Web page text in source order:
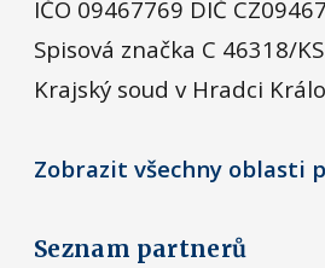
IČO 09467769 DIČ
Spisová značka C 46318/
Krajský soud v Hradci
Zobrazit všechny oblasti
Seznam partnerů